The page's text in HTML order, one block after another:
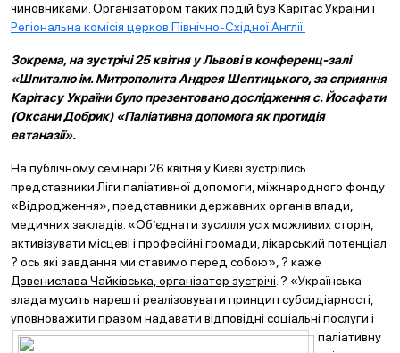
чиновниками. Організатором таких подій був Карітас України і
Регіональна комісія церков Північно-Східної Англії.
Зокрема, на зустрічі 25 квітня у Львові в конференц-залі
«Шпиталю ім. Митрополита Андрея Шептицького, за сприяння
Карітасу України було презентовано дослідження с. Йосафати
(Оксани Добрик) «Паліативна допомога як протидія
евтаназії».
На публічному семінарі 26 квітня у Києві зустрілись
представники Ліги паліативної допомоги, міжнародного фонду
«Відродження», представники державних органів влади,
медичних закладів. «Об’єднати зусилля усіх можливих сторін,
активізувати місцеві і професійні громади, лікарський потенціал
? ось які завдання ми ставимо перед собою», ? каже
Дзвенислава Чайківська, організатор зустрічі . ? «Українська
влада мусить нарешті реалізовувати принцип субсидіарності,
уповноважити правом надавати відповідні соціальні послуги і
паліативну